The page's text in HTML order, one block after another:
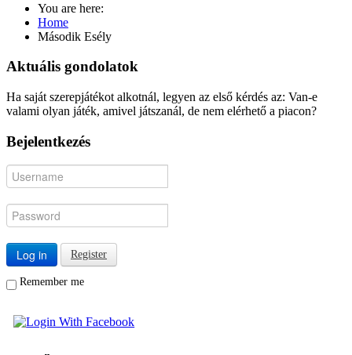
You are here:
Home
Második Esély
Aktuális gondolatok
Ha saját szerepjátékot alkotnál, legyen az első kérdés az: Van-e
valami olyan játék, amivel játszanál, de nem elérhető a piacon?
Bejelentkezés
Log in Register
Remember me